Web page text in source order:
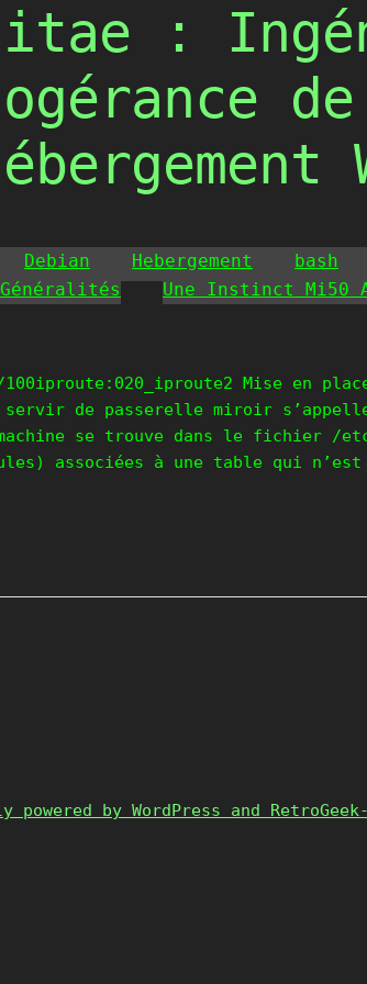
:
de
Debian Hebergement bash
Généralités Une Instinct Mi50
Mise en
de passerelle miroir
se trouve dans le fichier /
associées à une table qui
powered by WordPress and RetroGeek-